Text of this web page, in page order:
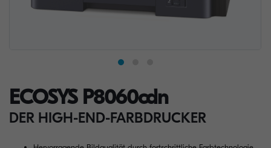
ECOSYS P8060cdn
DER HIGH-END-FARBDRUCKER